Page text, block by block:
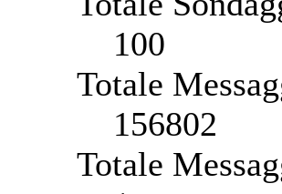
100
Totale
156802
Totale